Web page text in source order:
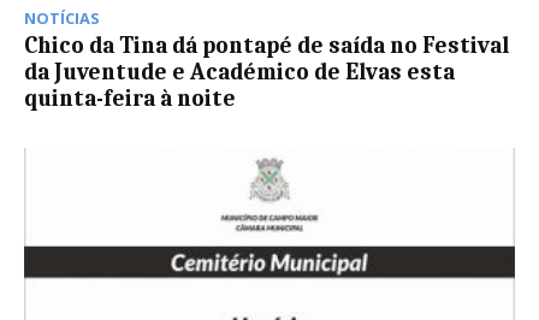
NOTÍCIAS
Chico da Tina dá pontapé de saída no Festival
da Juventude e Académico de Elvas esta
quinta-feira à noite